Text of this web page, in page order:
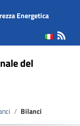
Energetica
del
/ Bilanci